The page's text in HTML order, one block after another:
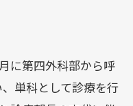
に第四外科部から呼
単科として診療を行